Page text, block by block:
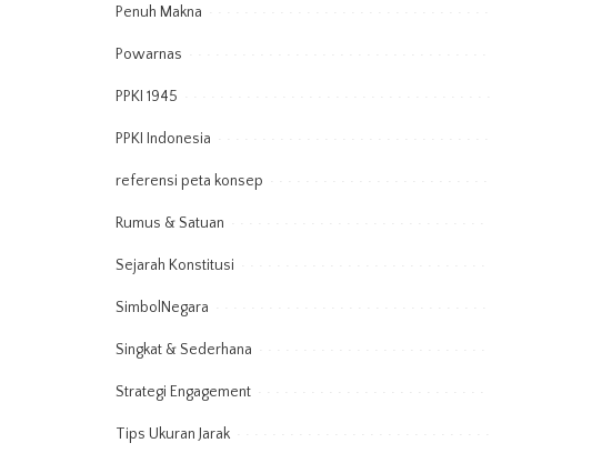
Penuh Makna
Powarnas
PPKI 1945
PPKI Indonesia
referensi peta konsep
Rumus & Satuan
Sejarah Konstitusi
SimbolNegara
Singkat & Sederhana
Strategi Engagement
Tips Ukuran Jarak